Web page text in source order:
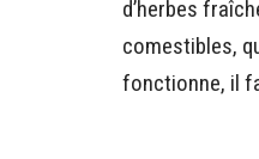
d’herbes
comestibles,
fonctionne, il